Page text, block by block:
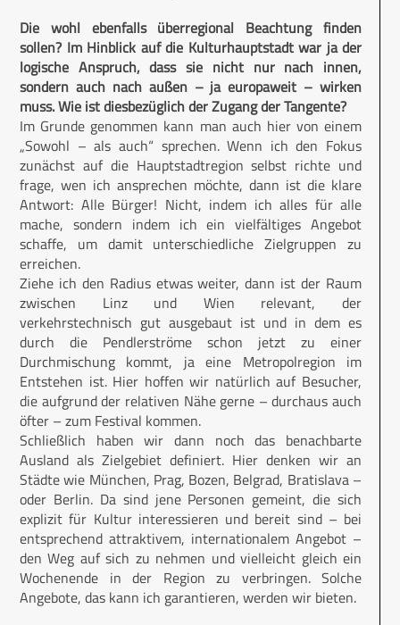
Die wohl ebenfalls überregional Beachtung finden
sollen? Im Hinblick auf die Kulturhauptstadt war ja der
logische Anspruch, dass sie nicht nur nach innen,
sondern auch nach außen – ja europaweit – wirken
muss. Wie ist diesbezüglich der Zugang der Tangente?
Im Grunde genommen kann man auch hier von einem
„Sowohl – als auch“ sprechen. Wenn ich den Fokus
zunächst auf die Hauptstadtregion selbst richte und
frage, wen ich ansprechen möchte, dann ist die klare
Antwort: Alle Bürger! Nicht, indem ich alles für alle
mache, sondern indem ich ein vielfältiges Angebot
schaffe, um damit unterschiedliche Zielgruppen zu
erreichen.
Ziehe ich den Radius etwas weiter, dann ist der Raum
zwischen Linz und Wien relevant, der
verkehrstechnisch gut ausgebaut ist und in dem es
durch die Pendlerströme schon jetzt zu einer
Durchmischung kommt, ja eine Metropolregion im
Entstehen ist. Hier hoffen wir natürlich auf Besucher,
die aufgrund der relativen Nähe gerne – durchaus auch
öfter – zum Festival kommen.
Schließlich haben wir dann noch das benachbarte
Ausland als Zielgebiet definiert. Hier denken wir an
Städte wie München, Prag, Bozen, Belgrad, Bratislava –
oder Berlin. Da sind jene Personen gemeint, die sich
explizit für Kultur interessieren und bereit sind – bei
entsprechend attraktivem, internationalem Angebot –
den Weg auf sich zu nehmen und vielleicht gleich ein
Wochenende in der Region zu verbringen. Solche
Angebote, das kann ich garantieren, werden wir bieten.